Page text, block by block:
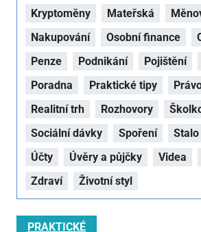
Kryptoměny
Mateřská
Nakupování
Osobní finance
Penze
Podnikání Pojištění
Poradna
Praktické tipy
Realitní trh
Rozhovory
Sociální dávky
Spoření Stalo
Účty
Úvěry a půjčky Videa
Zdraví
Životní styl
PRAKTICKÉ